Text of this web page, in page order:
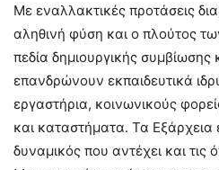
Με εναλλακτικές προτάσεις
αληθινή φύση και ο πλούτος
πεδία δημιουργικής συμβίωσης
επανδρώνουν εκπαιδευτικά
εργαστήρια, κοινωνικούς
και καταστήματα. Τα Εξάρχεια
δυναμικός που αντέχει και τις